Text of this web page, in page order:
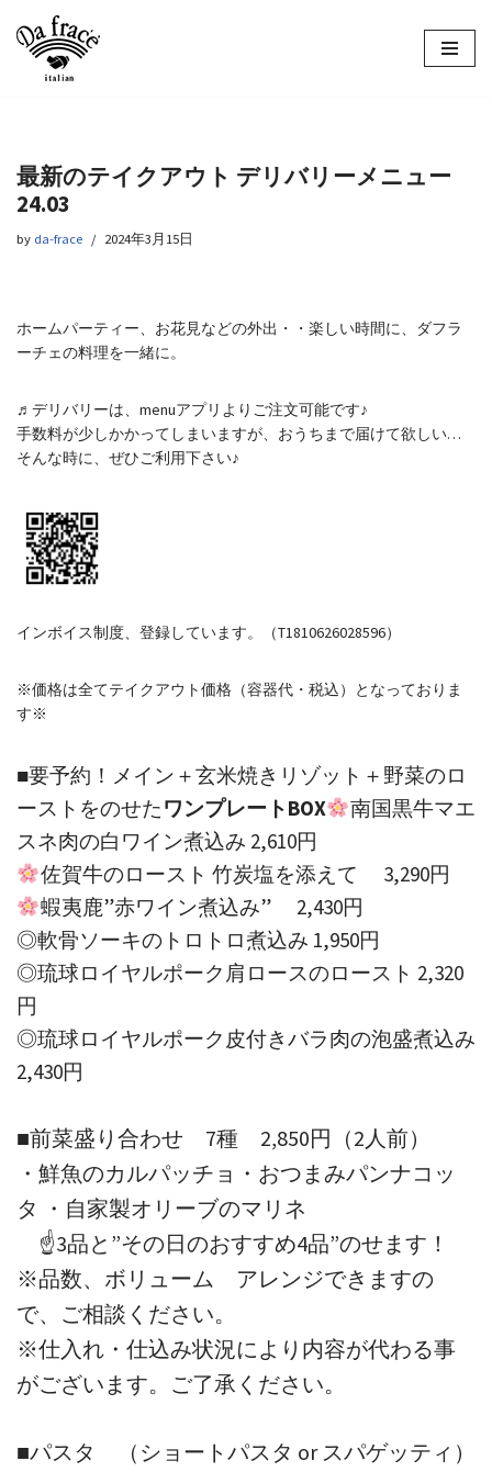
コ
へ
ス
ッ
最新のテイクアウト デリバリーメニュー
24.03
by da-frace 2024年3月15日
ホームパーティー、お花見などの外出・・楽しい時間に、ダフラ
ーチェの料理を一緒に。
♬デリバリーは、menuアプリよりご注文可能です♪
手数料が少しかかってしまいますが、おうちまで届けて欲しい…
そんな時に、ぜひご利用下さい♪
インボイス制度、登録しています。（T1810626028596）
※価格は全てテイクアウト価格（容器代・税込）となっておりま
す※
■要予約！メイン＋玄米焼きリゾット＋野菜のロ
ーストをのせたワンプレートBOX
南国黒牛マエ
スネ肉の白ワイン煮込み 2,610円
佐賀牛のロースト 竹炭塩を添えて 3,290円
蝦夷鹿”赤ワイン煮込み” 2,430円
◎軟骨ソーキのトロトロ煮込み 1,950円
◎琉球ロイヤルポーク肩ロースのロースト 2,320
円
◎琉球ロイヤルポーク皮付きバラ肉の泡盛煮込み
2,430円
■前菜盛り合わせ 7種 2,850円（2人前）
・鮮魚のカルパッチョ・おつまみパンナコッ
タ ・自家製オリーブのマリネ
☝3品と”その日のおすすめ4品”のせます！
※品数、ボリューム アレンジできますの
で、ご相談ください。
※仕入れ・仕込み状況により内容が代わる事
がございます。ご了承ください。
■パスタ （ショートパスタ or スパゲッティ）